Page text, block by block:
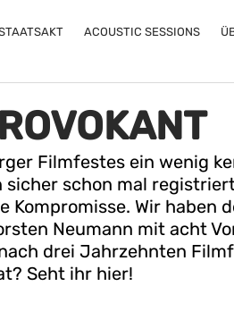
ACOUSTIC SESSIONS
Filmfestes ein wenig
sicher schon mal
Kompromisse. Wir haben
Neumann mit acht
drei Jahrzehnten
Seht ihr hier!